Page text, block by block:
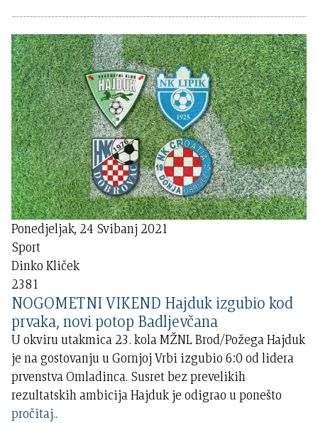
Ponedjeljak, 24 Svibanj 2021
Sport
Dinko Kliček
2381
NOGOMETNI VIKEND Hajduk izgubio kod
prvaka, novi potop Badljevčana
U okviru utakmica 23. kola MŽNL Brod/Požega Hajduk
je na gostovanju u Gornjoj Vrbi izgubio 6:0 od lidera
prvenstva Omladinca. Susret bez prevelikih
rezultatskih ambicija Hajduk je odigrao u ponešto
pročitaj..